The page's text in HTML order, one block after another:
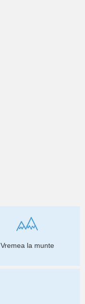
Vremea la munte